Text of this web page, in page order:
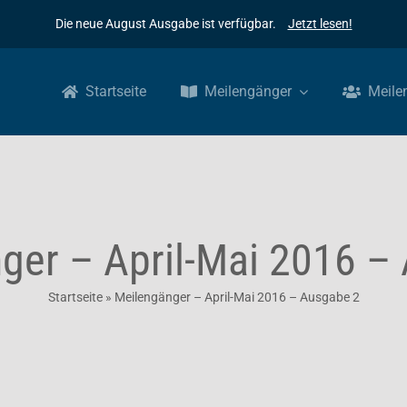
Die neue August Ausgabe ist verfügbar. Jetzt lesen!
Startseite Meilengänger
– April-Mai 2016 –
Startseite» Meilengänger – April-Mai 2016 – Ausgabe 2